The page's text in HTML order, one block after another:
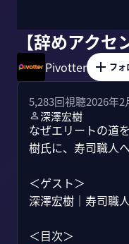
【辞めアク
Pivotter フォ
5,283回視聴2026年2
深澤宏樹
なぜエリートの道
樹氏に、寿司職人
＜ゲスト＞
深澤宏樹｜寿司職人